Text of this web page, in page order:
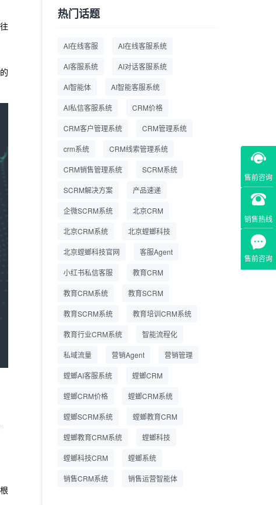
售前咨询
销售热线
售前咨询
交：螳螂科技销售AI智能
一站式SCRM系统企微
全流程
商用SCRM系统企微工
营成本
2026.7.14
企业微信 私域用户精细
螳螂教育CRM助力教培
机构精细化运营
热门话题
AI在线客服 AI在线客服系统
AI客服系统 AI对话客服系统
AI智能体 AI智能客服系统
AI私信客服系统 CRM价格
CRM客户管理系统 CRM管理系统
crm系统 CRM线索管理系统
CRM销售管理系统 SCRM系统
SCRM解决方案 产品速递
企微SCRM系统 北京CRM
北京CRM系统 北京螳螂科技
北京螳螂科技官网 客服Agent
小红书私信客服 教育CRM
教育CRM系统 教育SCRM
教育SCRM系统 教育培训CRM系统
教育行业CRM系统 智能流程化
私域流量 营销Agent 营销管理
螳螂AI客服系统 螳螂CRM
螳螂CRM价格 螳螂CRM系统
螳螂SCRM系统 螳螂教育CRM
螳螂教育CRM系统 螳螂科技
螳螂科技CRM 螳螂系统
销售CRM系统 销售运营智能体